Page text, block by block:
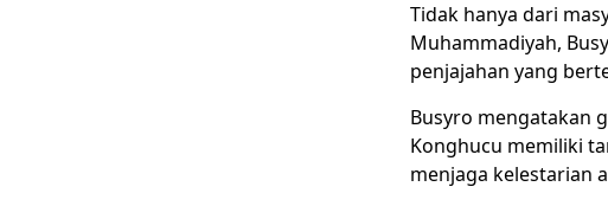
Tidak hanya dari
Muhammadiyah,
penjajahan yang
Busyro mengatakan
Konghucu memiliki
menjaga kelestarian